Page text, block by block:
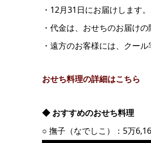
・12月31日にお届けします
・代金は、おせちのお届け
・遠方のお客様には、クー
おせち料理の詳細はこちら
◆ おすすめのおせち料理
○ 撫子（なでしこ）：5万